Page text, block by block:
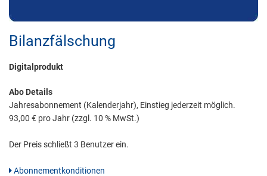
Bilanzfälschung
Digitalprodukt
Abo Details
Jahresabonnement (Kalenderjahr), Einstieg jederzeit möglich.
93,00 € pro Jahr (zzgl. 10 % MwSt.)
Der Preis schließt 3 Benutzer ein.
Abonnementkonditionen